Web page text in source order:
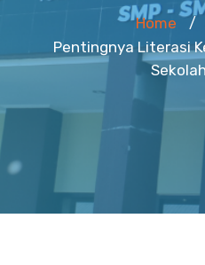
Home /
Pentingnya Literasi